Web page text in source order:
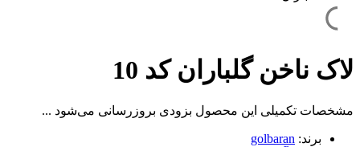
لاک ناخن گلباران کد 10
مشخصات تکمیلی این محصول بزودی بروزرسانی می‌شود ...
برند: golbaran